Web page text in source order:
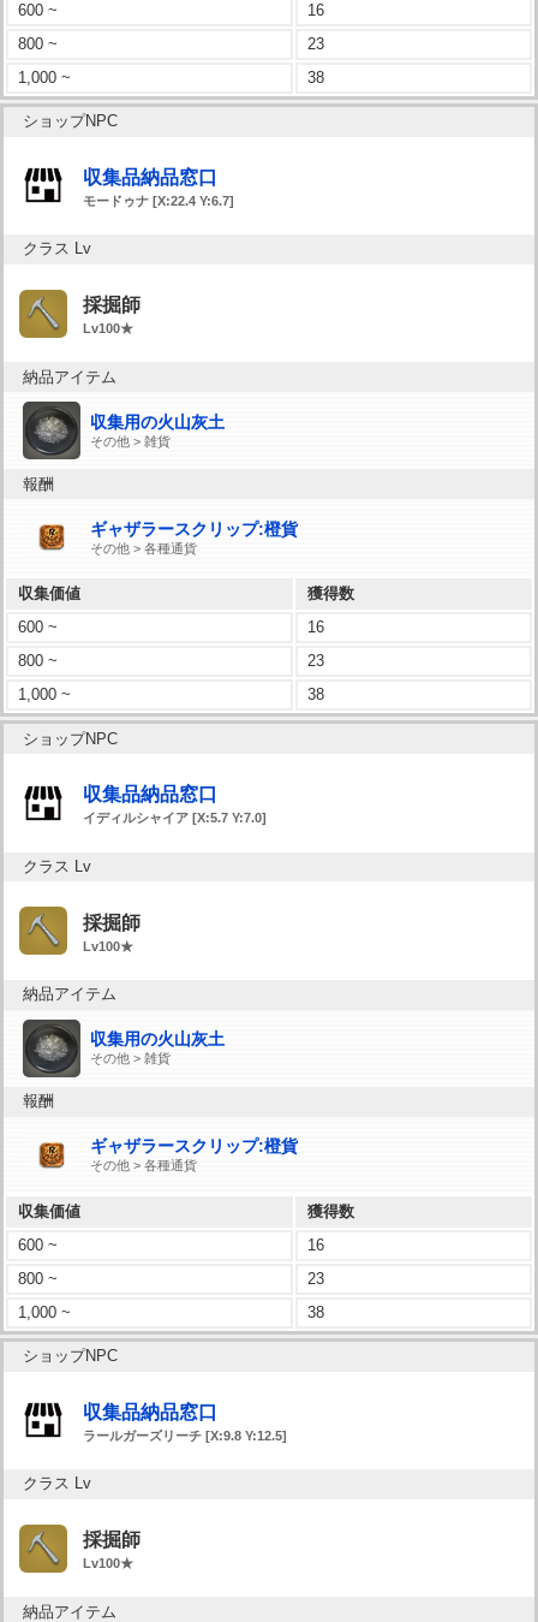
600 ~
16
800 ~
23
1,000 ~
38
ショップNPC
収集品納品窓口
モードゥナ [X:22.4 Y:6.7]
クラス Lv
採掘師
Lv100★
納品アイテム
収集用の火山灰土
その他 > 雑貨
報酬
ギャザラースクリップ:橙貨
その他 > 各種通貨
収集価値
獲得数
600 ~
16
800 ~
23
1,000 ~
38
ショップNPC
収集品納品窓口
イディルシャイア [X:5.7 Y:7.0]
クラス Lv
採掘師
Lv100★
納品アイテム
収集用の火山灰土
その他 > 雑貨
報酬
ギャザラースクリップ:橙貨
その他 > 各種通貨
収集価値
獲得数
600 ~
16
800 ~
23
1,000 ~
38
ショップNPC
収集品納品窓口
ラールガーズリーチ [X:9.8 Y:12.5]
クラス Lv
採掘師
Lv100★
納品アイテム